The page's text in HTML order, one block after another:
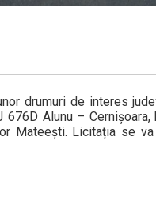
drumuri de interes
Alunu –
Mateești. Licitația se